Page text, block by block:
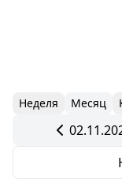
Неделя Месяц